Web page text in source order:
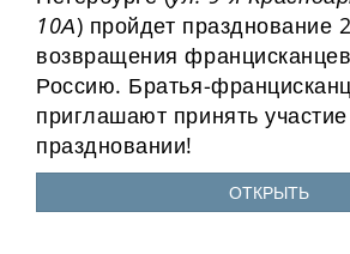
10А) пройдет празднование
возвращения
Россию. Братья-
приглашают принять
праздновании!
ОТКРЫТЬ